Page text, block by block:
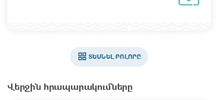
ՏԵՍՆԵԼ ԲՈԼՈՐԸ
Վերջին հրապարակումները